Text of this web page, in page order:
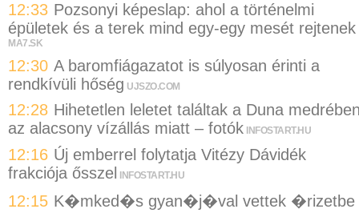
12:33 Pozsonyi képeslap: ahol a történelmi
épületek és a terek mind egy-egy mesét rejtenek
MA7.SK
12:30 A baromfiágazatot is súlyosan érinti a
rendkívüli hőség UJSZO.COM
12:28 Hihetetlen leletet találtak a Duna
az alacsony vízállás miatt – fotók INFOSTART.HU
12:16 Új emberrel folytatja Vitézy Dávidék
frakciója ősszel INFOSTART.HU
12:15 K�mked�s gyan�j�val vettek �rizetbe